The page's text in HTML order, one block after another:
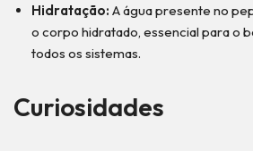
Hidratação: A água presente no
o corpo hidratado, essencial para o
todos os sistemas.
Curiosidades